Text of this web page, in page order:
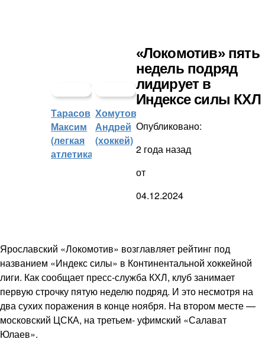
Тарасов
Максим
(легкая
атлетика)
Хомутов
Андрей
(хоккей)
«Локомотив» пять
недель подряд
лидирует в
Индексе силы КХЛ
Опубликовано:
2 года назад
от
04.12.2024
Ярославский «Локомотив» возглавляет рейтинг под
названием «Индекс силы» в Континентальной хоккейной
лиги. Как сообщает пресс-служба КХЛ, клуб занимает
первую строчку пятую неделю подряд. И это несмотря на
два сухих поражения в конце ноября. На втором месте —
московский ЦСКА, на третьем- уфимский «Салават
Юлаев».